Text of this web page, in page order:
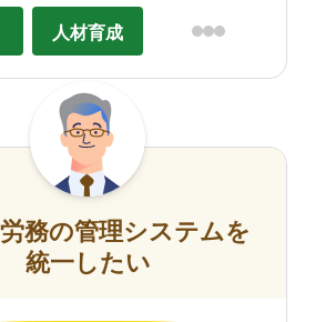
人材育成
務の管理システムを
統一したい